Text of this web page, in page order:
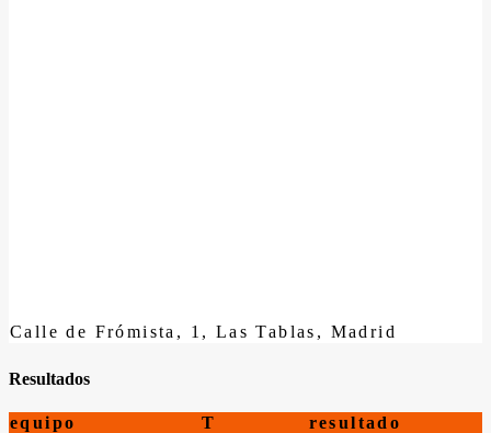
Calle de Frómista, 1, Las Tablas, Madrid
Resultados
equipo T
resultado